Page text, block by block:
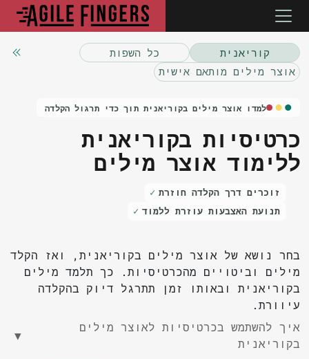
קוריאנית
כל השפות
אוצר מילים מותאם אישית
למדו אוצר מילים בקוריאנית תוך כדי תרגול הקלדה
כרטיסיות בקוריאנית
ללימוד אוצר מילים
זוכרים דרך הקלדה חוזרת
תנועת האצבעות עוזרת ללמוד
בחר נושא של אוצר מילים בקוריאנית, ואז הקלד
מילים וביטויים מהכרטיסיות. כך תלמד מילים
בקוריאנית ובאותו זמן תתרגל דיוק בהקלדה
עיוורת.
איך להשתמש בכרטיסיות לאוצר מילים
בקוריאנית
▼